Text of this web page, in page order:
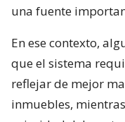
una fuente
En ese contexto,
que el sistema
reflejar de mejor
inmuebles,